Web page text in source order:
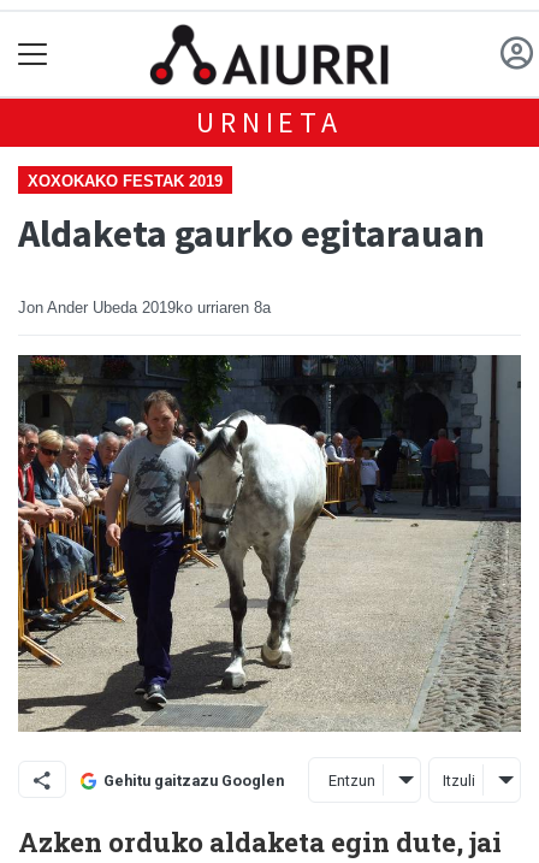
URNIETA
XOXOKAKO FESTAK 2019
Aldaketa gaurko egitarauan
Jon Ander Ubeda 2019ko urriaren 8a
Gehitu gaitzazu Googlen Entzun Itzuli
Azken orduko aldaketa egin dute, jai